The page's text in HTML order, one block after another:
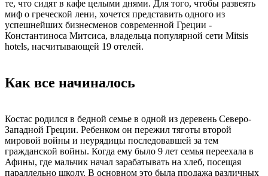
те, что сидят в кафе целыми днями. Для того, чтобы развеять
миф о греческой лени, хочется представить одного из
успешнейших бизнесменов современной Греции -
Константиноса Митсиса, владельца популярной сети Mitsis
hotels, насчитывающей 19 отелей.
Как все начиналось
Костас родился в бедной семье в одной из деревень Северо-
Западной Греции. Ребенком он пережил тяготы второй
мировой войны и неурядицы последовавшей за тем
гражданской войны. Когда ему было 9 лет семья переехала в
Афины, где мальчик начал зарабатывать на хлеб, посещая
параллельно школу. В основном это была продажа различных